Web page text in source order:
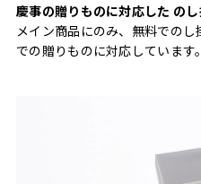
慶事の贈りものに対応した の
メイン商品にのみ、無料での
での贈りものに対応しています。